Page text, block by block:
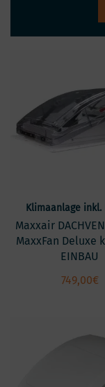
Klimaanlage inkl.
Maxxair
MaxxFan Deluxe
EINBAU
749,00€